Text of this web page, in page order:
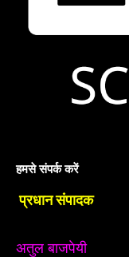
हमसे संपर्क करें
प्रधान संपादक
अतुल बाजपेयी